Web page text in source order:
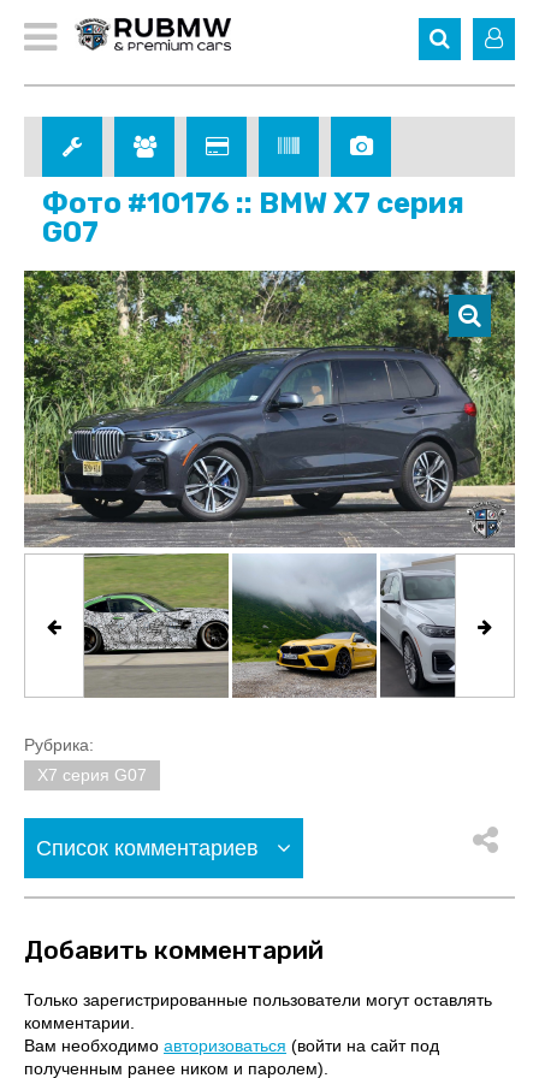
Фото #10176 :: BMW X7 серия
G07
Рубрика:
X7 серия G07
Список комментариев
Добавить комментарий
Только зарегистрированные пользователи могут оставлять
комментарии.
Вам необходимо авторизоваться (войти на сайт под
полученным ранее ником и паролем).